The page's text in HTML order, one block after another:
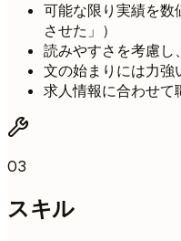
可能な限り実績を
させた」）
読みやすさを考慮し
文の始まりには力強
求人情報に合わせて
03
スキル